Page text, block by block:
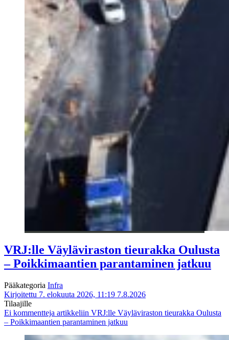
VRJ:lle Väyläviraston tieurakka Oulusta
– Poikkimaantien parantaminen jatkuu
Pääkategoria Infra
Kirjoitettu 7. elokuuta 2026, 11:19 7.8.2026
Tilaajille
Ei kommentteja artikkeliin VRJ:lle Väyläviraston tieurakka Oulusta
– Poikkimaantien parantaminen jatkuu